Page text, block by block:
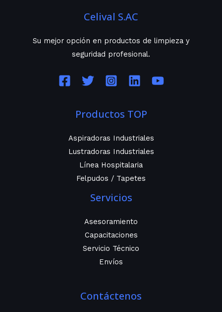
Celival S.AC
Su mejor opción en productos de limpieza y
seguridad profesional.
Productos TOP
Aspiradoras Industriales
Lustradoras Industriales
Línea Hospitalaria
Felpudos / Tapetes
Servicios
Asesoramiento
Capacitaciones
Servicio Técnico
Envíos
Contáctenos